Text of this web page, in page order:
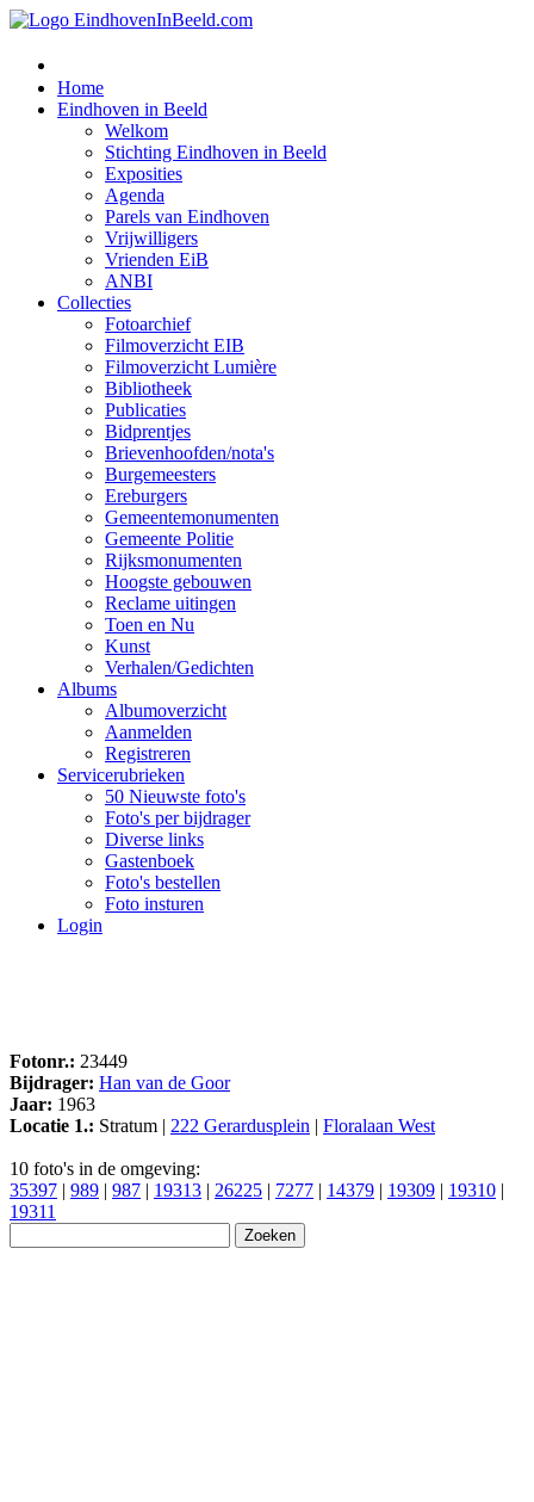
Home
Eindhoven in Beeld
Welkom
Stichting Eindhoven in Beeld
Exposities
Agenda
Parels van Eindhoven
Vrijwilligers
Vrienden EiB
ANBI
Collecties
Fotoarchief
Filmoverzicht EIB
Filmoverzicht Lumière
Bibliotheek
Publicaties
Bidprentjes
Brievenhoofden/nota's
Burgemeesters
Ereburgers
Gemeentemonumenten
Gemeente Politie
Rijksmonumenten
Hoogste gebouwen
Reclame uitingen
Toen en Nu
Kunst
Verhalen/Gedichten
Albums
Albumoverzicht
Aanmelden
Registreren
Servicerubrieken
50 Nieuwste foto's
Foto's per bijdrager
Diverse links
Gastenboek
Foto's bestellen
Foto insturen
Login
Fotonr.: 23449
Bijdrager: Han van de Goor
Jaar: 1963
Locatie 1.: Stratum | 222 Gerardusplein | Floralaan West
10 foto's in de omgeving:
35397 | 989 | 987 | 19313 | 26225 | 7277 | 14379 | 19309 | 19310 |
19311